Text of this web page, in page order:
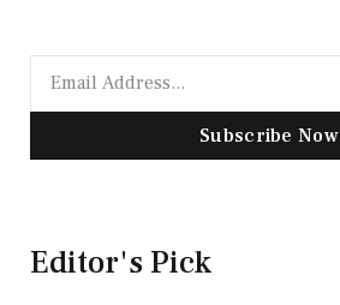
Subscribe Now
Editor's Pick